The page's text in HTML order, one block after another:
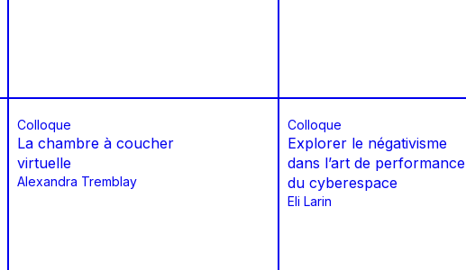
Colloque
La chambre à coucher
virtuelle
Alexandra Tremblay
Colloque
Explorer le négativisme
dans l’art de performance
du cyberespace
Eli Larin